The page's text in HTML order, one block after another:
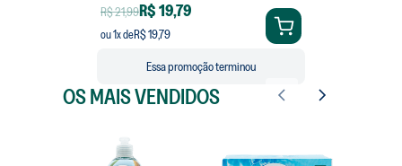
R$ 21,99R$ 19,79
ou1x deR$ 19,79
Essa promoção terminou
OS MAIS VENDIDOS